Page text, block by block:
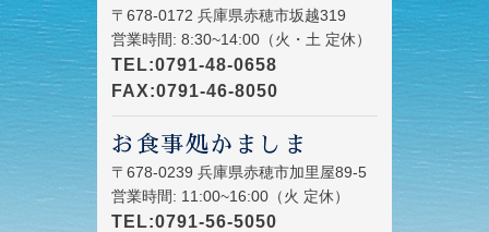
〒678-0172 兵庫県赤穂市坂越319
営業時間: 8:30~14:00（火・土 定休）
TEL:0791-48-0658
FAX:0791-46-8050
お食事処かましま
〒678-0239 兵庫県赤穂市加里屋89-5
営業時間: 11:00~16:00（火 定休）
TEL:0791-56-5050